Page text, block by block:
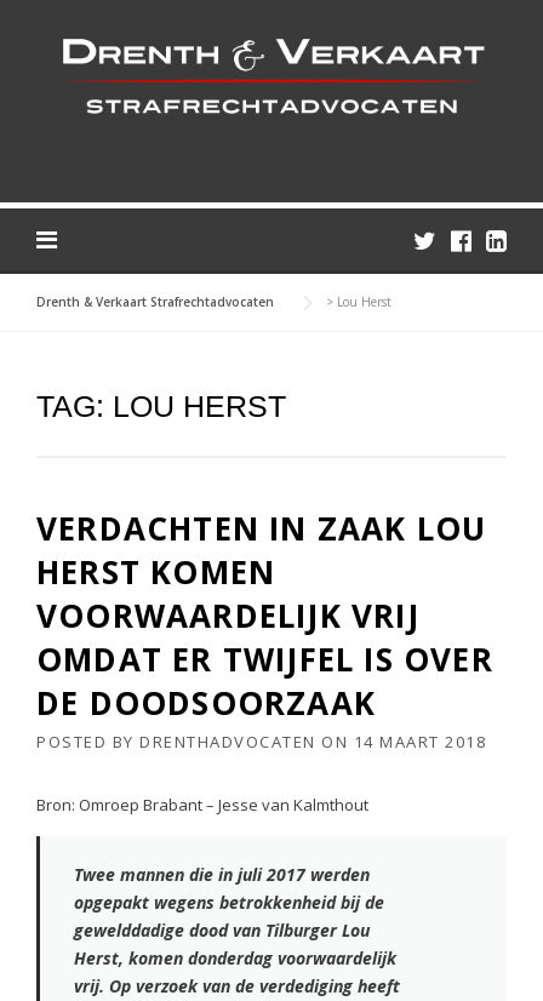
Drenth & Verkaart Strafrechtadvocaten > Lou Herst
TAG: LOU HERST
VERDACHTEN IN ZAAK LOU
HERST KOMEN
VOORWAARDELIJK VRIJ
OMDAT ER TWIJFEL IS OVER
DE DOODSOORZAAK
POSTED BY DRENTHADVOCATEN ON 14 MAART 2018
Bron: Omroep Brabant – Jesse van Kalmthout
Twee mannen die in juli 2017 werden
opgepakt wegens betrokkenheid bij de
gewelddadige dood van Tilburger Lou
Herst, komen donderdag voorwaardelijk
vrij. Op verzoek van de verdediging heeft